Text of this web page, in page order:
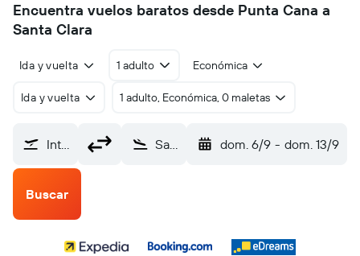
Encuentra vuelos baratos desde Punta Cana a
Santa Clara
Ida y vuelta 1 adulto Económica
Ida y vuelta 1 adulto, Económica, 0 maletas
Internacional de Punta Cana (PUJ) Santa Clara (SNU) dom. 6/9 - dom. 13/9
Buscar